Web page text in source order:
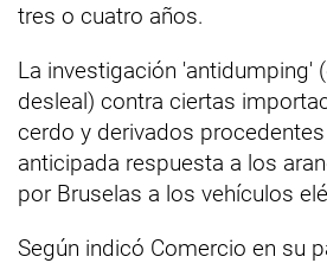
tres o cuatro años.
La investigación 'antidumping'
desleal) contra ciertas
cerdo y derivados procedentes
anticipada respuesta a los
por Bruselas a los vehículos
Según indicó Comercio en su